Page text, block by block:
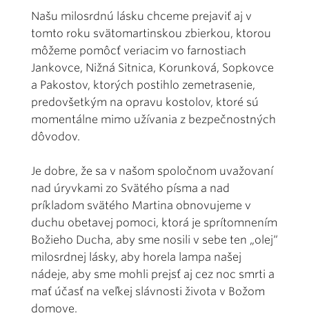
Našu milosrdnú lásku chceme prejaviť aj v
tomto roku svätomartinskou zbierkou, ktorou
môžeme pomôcť veriacim vo farnostiach
Jankovce, Nižná Sitnica, Korunková, Sopkovce
a Pakostov, ktorých postihlo zemetrasenie,
predovšetkým na opravu kostolov, ktoré sú
momentálne mimo užívania z bezpečnostných
dôvodov.
Je dobre, že sa v našom spoločnom uvažovaní
nad úryvkami zo Svätého písma a nad
príkladom svätého Martina obnovujeme v
duchu obetavej pomoci, ktorá je sprítomnením
Božieho Ducha, aby sme nosili v sebe ten „olej“
milosrdnej lásky, aby horela lampa našej
nádeje, aby sme mohli prejsť aj cez noc smrti a
mať účasť na veľkej slávnosti života v Božom
domove.